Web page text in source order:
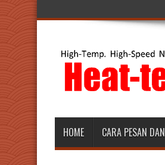
HOME CARA PESAN